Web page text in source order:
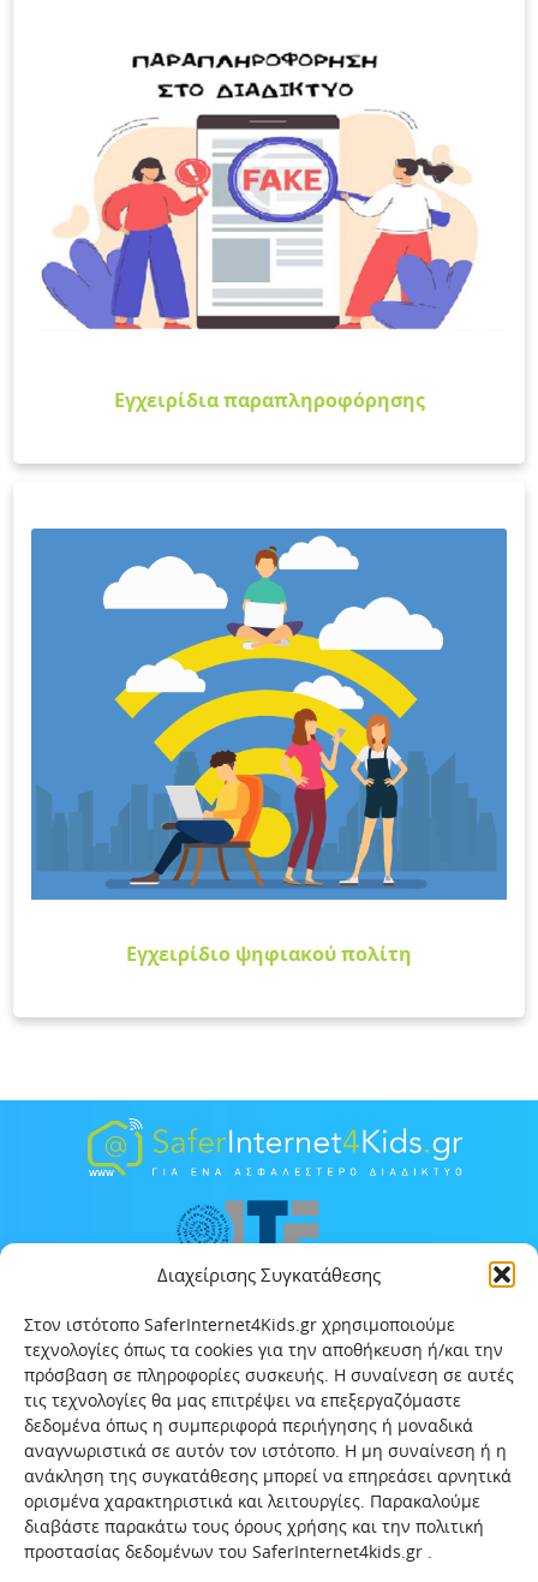
Διαχείρισης Συγκατάθεσης
Στον ιστότοπο SaferInternet4Kids.gr χρησιμοποιούμε
τεχνολογίες όπως τα cookies για την αποθήκευση ή/και την
πρόσβαση σε πληροφορίες συσκευής. Η συναίνεση σε αυτές
τις τεχνολογίες θα μας επιτρέψει να επεξεργαζόμαστε
δεδομένα όπως η συμπεριφορά περιήγησης ή μοναδικά
αναγνωριστικά σε αυτόν τον ιστότοπο. Η μη συναίνεση ή η
ανάκληση της συγκατάθεσης μπορεί να επηρεάσει αρνητικά
ορισμένα χαρακτηριστικά και λειτουργίες. Παρακαλούμε
διαβάστε παρακάτω τους όρους χρήσης και την πολιτική
προστασίας δεδομένων του SaferInternet4kids.gr .
Εγχειρίδια παραπληροφόρησης
Εγχειρίδιo ψηφιακού πολίτη